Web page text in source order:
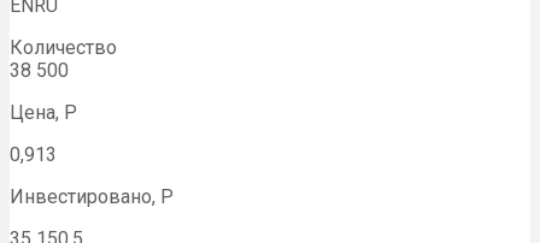
ENRU
Количество
38 500
Цена, Р
0,913
Инвестировано, Р